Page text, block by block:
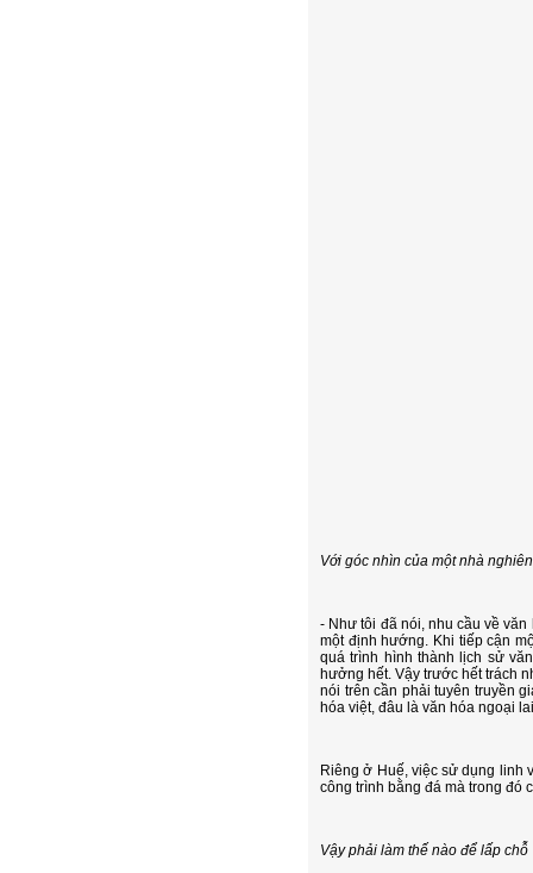
Với góc nhìn của một nhà
- Như tôi đã nói, nhu cầu về
một định hướng. Khi tiếp cận
quá trình hình thành lịch sử
hưởng hết. Vậy trước hết trách
nói trên cần phải tuyên truyền
hóa việt, đâu là văn hóa ngoại
Riêng ở Huế, việc sử dụng linh
công trình bằng đá mà trong đó
Vậy phải làm thế nào để lấp